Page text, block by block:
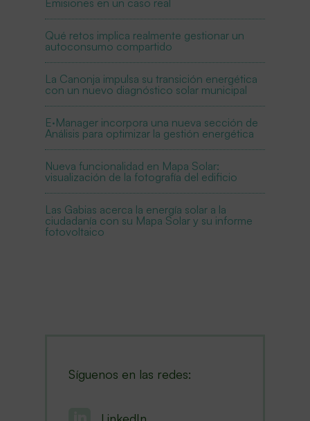
Qué retos implica realmente gestionar un
autoconsumo compartido
La Canonja impulsa su transición energética
con un nuevo diagnóstico solar municipal
E·Manager incorpora una nueva sección de
Análisis para optimizar la gestión energética
Nueva funcionalidad en Mapa Solar:
visualización de la fotografía del edificio
Las Gabias acerca la energía solar a la
ciudadanía con su Mapa Solar y su informe
fotovoltaico
Síguenos en las redes: